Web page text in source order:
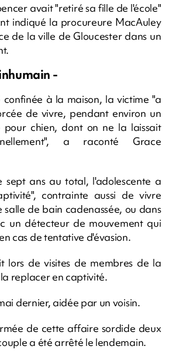
avait "retiré sa fille de l'école"
indiqué la procureure MacAuley
de la ville de Gloucester dans un
-
à la maison, la victime "a
de vivre, pendant environ un
chien, dont on ne la laissait
a raconté Grace
sept ans au total, l'adolescente a
contrainte aussi de vivre
salle de bain cadenassée, ou dans
un détecteur de mouvement qui
cas de tentative d'évasion.
lors de visites de membres de la
replacer en captivité.
dernier, aidée par un voisin.
de cette affaire sordide deux
a été arrêté le lendemain.